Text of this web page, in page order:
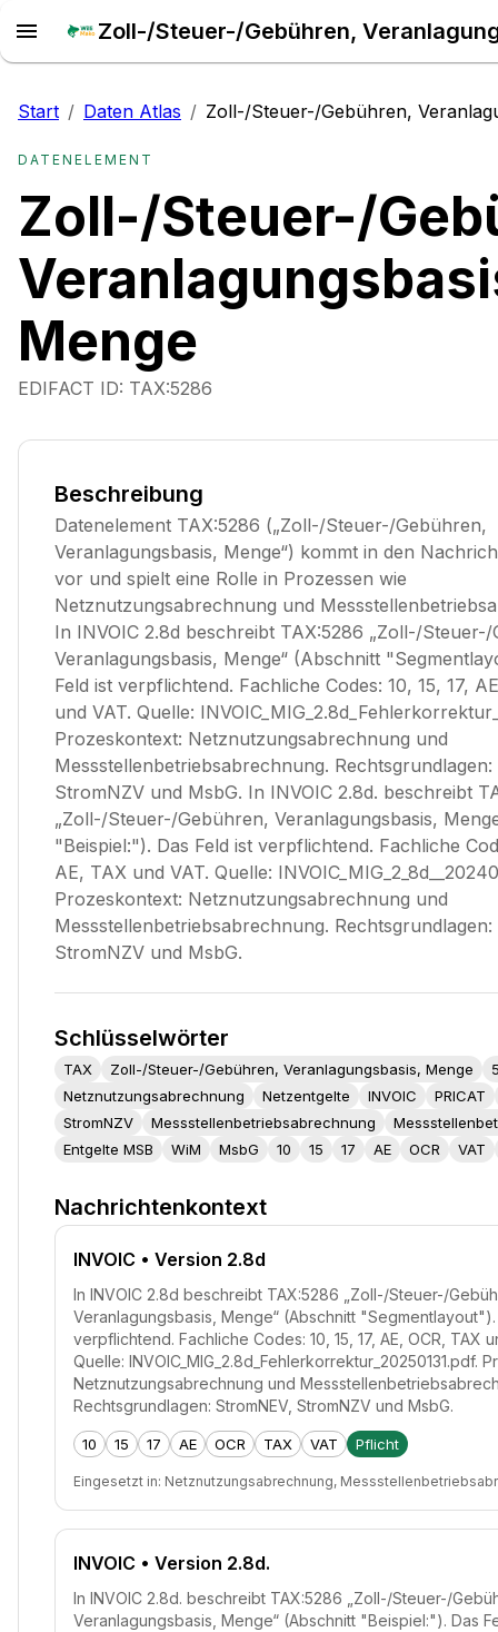
Start / Daten Atlas / Zoll-/Steuer-/Gebühren,
DATENELEMENT
Zoll-/Steuer-/
Menge
EDIFACT ID: TAX:5286
Beschreibung
Datenelement TAX:5286 („Zoll-/Steuer-/Gebühren,
Veranlagungsbasis, Menge“) kommt in den
vor und spielt eine Rolle in Prozessen wie
Netznutzungsabrechnung und
In INVOIC 2.8d beschreibt TAX:5286 „Zoll-/
Veranlagungsbasis, Menge“ (Abschnitt
Feld ist verpflichtend. Fachliche Codes: 10, 15, 17,
und VAT. Quelle:
Prozeskontext: Netznutzungsabrechnung und
Messstellenbetriebsabrechnung. Rechtsgrundlagen:
StromNZV und MsbG. In INVOIC 2.8d. beschreibt
„Zoll-/Steuer-/Gebühren, Veranlagungsbasis,
"Beispiel:"). Das Feld ist verpflichtend. Fachliche
AE, TAX und VAT. Quelle:
Prozeskontext: Netznutzungsabrechnung und
Messstellenbetriebsabrechnung. Rechtsgrundlagen:
StromNZV und MsbG.
Schlüsselwörter
TAX Zoll-/Steuer-/Gebühren, Veranlagungsbasis, Menge
Netznutzungsabrechnung
Netzentgelte INVOIC
PRICAT
StromNZV
Messstellenbetriebsabrechnung
Entgelte MSB
WiM MsbG 10 15 17 AE OCR VAT
Nachrichtenkontext
INVOIC • Version 2.8d
In INVOIC 2.8d beschreibt TAX:5286 „Zoll-/Steuer-/
Veranlagungsbasis, Menge“ (Abschnitt "Segmentlayout").
verpflichtend. Fachliche Codes: 10, 15, 17, AE, OCR, TAX
Quelle: INVOIC_MIG_2.8d_Fehlerkorrektur_20250131.pdf.
Netznutzungsabrechnung und
Rechtsgrundlagen: StromNEV, StromNZV und MsbG.
10 15 17 AE OCR TAX VAT Pflicht
Eingesetzt in: Netznutzungsabrechnung,
INVOIC • Version 2.8d.
In INVOIC 2.8d. beschreibt TAX:5286 „Zoll-/Steuer-/
Veranlagungsbasis, Menge“ (Abschnitt "Beispiel:"). Das